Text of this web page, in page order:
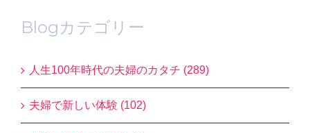
Blogカテゴリー
人生100年時代の夫婦のカタチ (289)
夫婦で新しい体験 (102)